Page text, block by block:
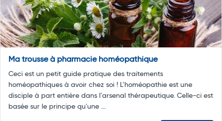
Ma trousse à pharmacie homéopathique
Ceci est un petit guide pratique des traitements
homéopathiques à avoir chez soi ! L'homéopathie est une
disciple à part entière dans l'arsenal thérapeutique. Celle-ci est
basée sur le principe qu'une ...